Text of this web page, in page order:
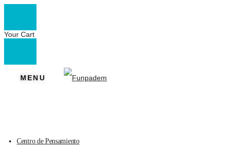
Your Cart
MENU
Centro de Pensamiento